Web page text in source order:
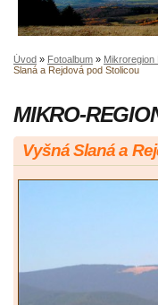
Úvod » Fotoalbum » Mikroregion
Slaná a Rejdová pod Stolicou
MIKRO-
Vyšná Slaná a